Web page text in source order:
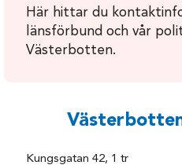
Här hittar du
länsförbund och vår
Västerbotten.
Kungsgatan 42, 1 tr